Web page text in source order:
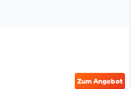
Zum Angebot